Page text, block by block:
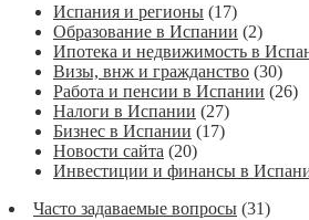
Испания и регионы (17)
Образование в Испании (2)
Ипотека и недвижимость в
Визы, внж и гражданство (30)
Работа и пенсии в Испании (26)
Налоги в Испании (27)
Бизнес в Испании (17)
Новости сайта (20)
Инвестиции и финансы в
Часто задаваемые вопросы (31)